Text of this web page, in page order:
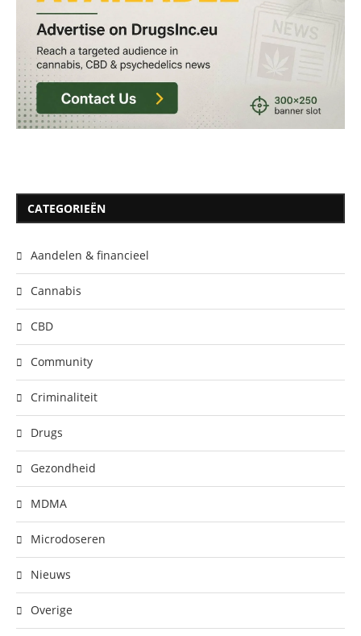
CATEGORIEËN
Aandelen & financieel
Cannabis
CBD
Community
Criminaliteit
Drugs
Gezondheid
MDMA
Microdoseren
Nieuws
Overige